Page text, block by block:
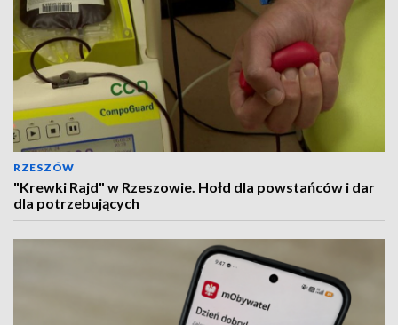
RZESZÓW
"Krewki Rajd" w Rzeszowie. Hołd dla powstańców i dar
dla potrzebujących